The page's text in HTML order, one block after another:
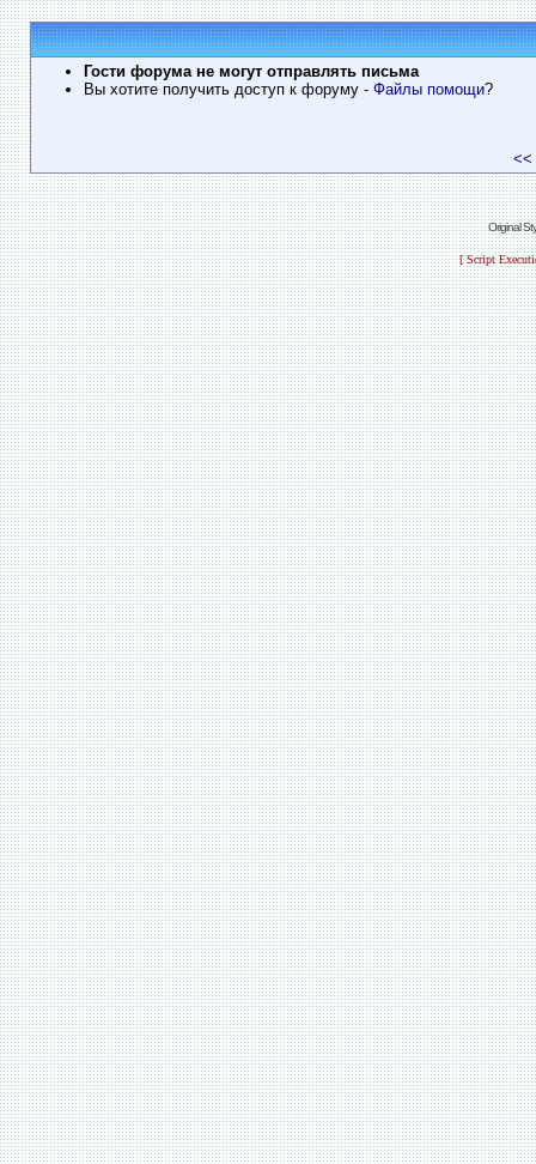
Гости форума не могут отправлять письма
Вы хотите получить доступ к форуму - Файлы помощи?
<<
Original
[ Script